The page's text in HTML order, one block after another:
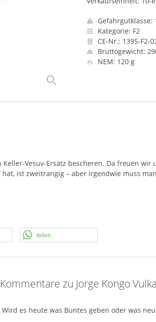
Gefahrgutklasse:
Kategorie: F2
CE-Nr.: 1395-F2-
Bruttogewicht:
NEM: 120 g
Keller-Vesuv-Ersatz bescheren. Da freuen
ist zweitrangig – aber irgendwie muss
teilen
zu Jorge Kongo
Wird es heute was Buntes geben oder was